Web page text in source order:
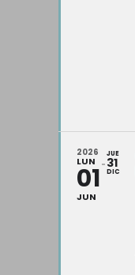
2026
LUN
01
JUN
JUE
31
DIC